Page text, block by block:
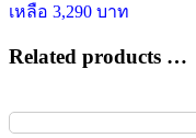
เหลือ 3,290 บาท
Related products …